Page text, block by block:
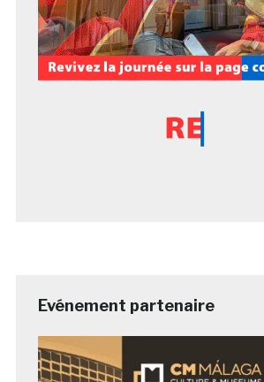
Evénement partenaire